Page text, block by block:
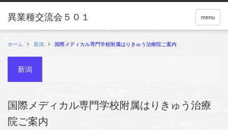
menu
ホーム 新潟 国際メディカル専門学校附属はりきゅう治療院ご案内
新潟
国際メディカル専門学校附属はりきゅう治療
院ご案内